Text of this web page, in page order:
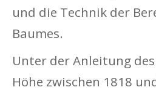
und die Technik der
Baumes.
Unter der Anleitung
Höhe zwischen 1818